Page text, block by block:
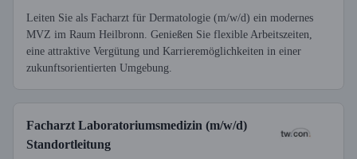
Leiten Sie als Facharzt für Dermatologie (m/w/d) ein modernes
MVZ im Raum Heilbronn. Genießen Sie flexible Arbeitszeiten,
eine attraktive Vergütung und Karrieremöglichkeiten in einer
zukunftsorientierten Umgebung.
Facharzt Laboratoriumsmedizin (m/w/d)
Standortleitung